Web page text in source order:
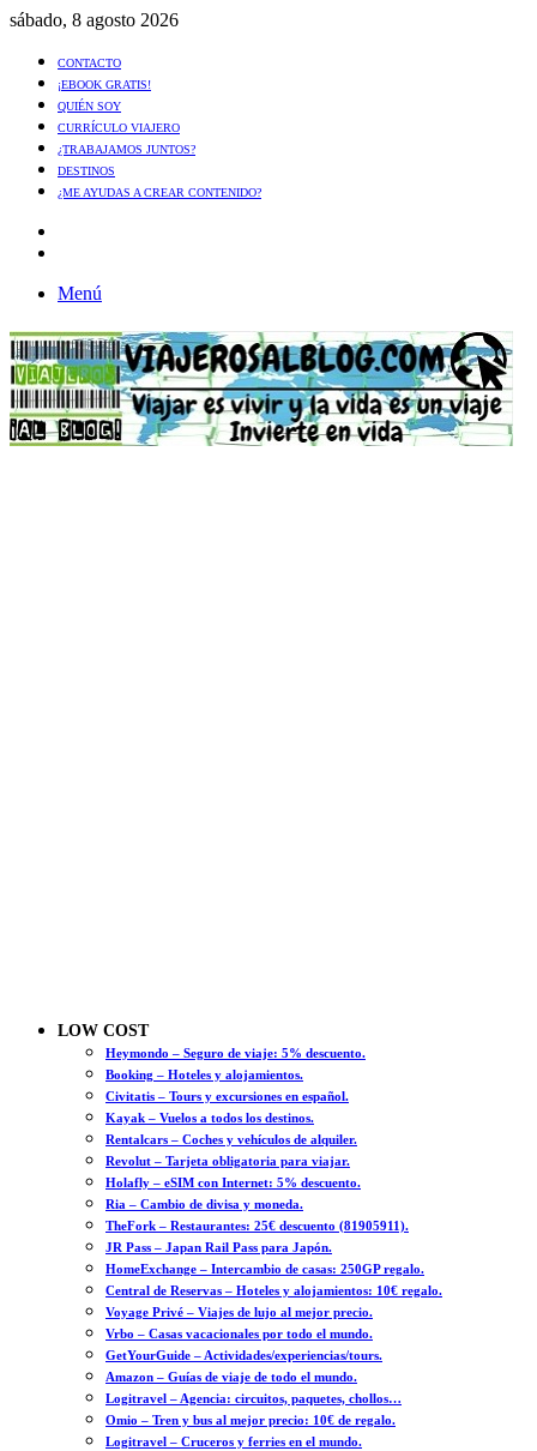
sábado, 8 agosto 2026
CONTACTO
¡EBOOK GRATIS!
QUIÉN SOY
CURRÍCULO VIAJERO
¿TRABAJAMOS JUNTOS?
DESTINOS
¿ME AYUDAS A CREAR CONTENIDO?
Menú
LOW COST
Heymondo – Seguro de viaje: 5% descuento.
Booking – Hoteles y alojamientos.
Civitatis – Tours y excursiones en español.
Kayak – Vuelos a todos los destinos.
Rentalcars – Coches y vehículos de alquiler.
Revolut – Tarjeta obligatoria para viajar.
Holafly – eSIM con Internet: 5% descuento.
Ria – Cambio de divisa y moneda.
TheFork – Restaurantes: 25€ descuento (81905911).
JR Pass – Japan Rail Pass para Japón.
HomeExchange – Intercambio de casas: 250GP regalo.
Central de Reservas – Hoteles y alojamientos: 10€ regalo.
Voyage Privé – Viajes de lujo al mejor precio.
Vrbo – Casas vacacionales por todo el mundo.
GetYourGuide – Actividades/experiencias/tours.
Amazon – Guías de viaje de todo el mundo.
Logitravel – Agencia: circuitos, paquetes, chollos…
Omio – Tren y bus al mejor precio: 10€ de regalo.
Logitravel – Cruceros y ferries en el mundo.